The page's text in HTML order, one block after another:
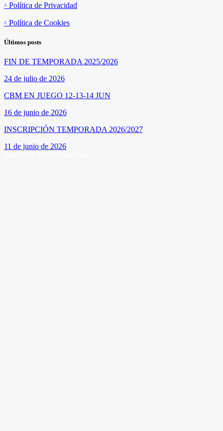
Política de Privacidad
Política de Cookies
Últimos posts
FIN DE TEMPORADA 2025/2026
24 de julio de 2026
CBM EN JUEGO 12-13-14 JUN
16 de junio de 2026
INSCRIPCIÓN TEMPORADA 2026/2027
11 de junio de 2026